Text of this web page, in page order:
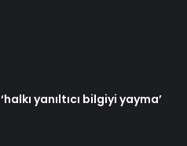
yanıltıcı bilgiyi yayma’